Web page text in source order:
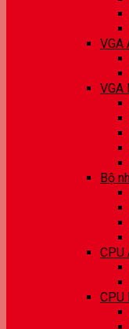
VGA
VGA
Bộ
CPU
CPU